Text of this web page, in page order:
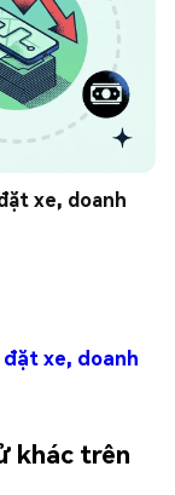
xe, doanh
đặt xe, doanh
khác trên